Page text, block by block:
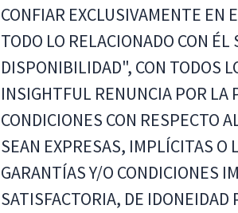
CONFIAR EXCLUSIVAMENTE EN
TODO LO RELACIONADO CON
DISPONIBILIDAD", CON TODOS
INSIGHTFUL RENUNCIA POR LA
CONDICIONES CON RESPECTO
SEAN EXPRESAS, IMPLÍCITAS O
GARANTÍAS Y/O CONDICIONES
SATISFACTORIA, DE